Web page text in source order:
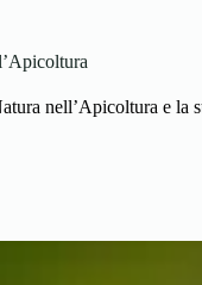
nell’Apicoltura e la